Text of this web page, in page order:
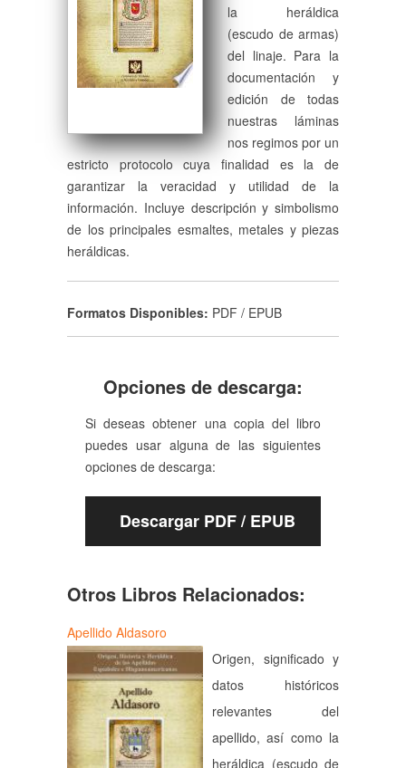
la heráldica
(escudo de armas)
del linaje. Para la
documentación y
edición de todas
nuestras láminas
nos regimos por un
estricto protocolo cuya finalidad es la de
garantizar la veracidad y utilidad de la
información. Incluye descripción y simbolismo
de los principales esmaltes, metales y piezas
heráldicas.
Formatos Disponibles: PDF / EPUB
Opciones de descarga:
Si deseas obtener una copia del libro
puedes usar alguna de las siguientes
opciones de descarga:
Descargar PDF / EPUB
Otros Libros Relacionados:
Apellido Aldasoro
Origen, significado y
datos históricos
relevantes del
apellido, así como la
heráldica (escudo de